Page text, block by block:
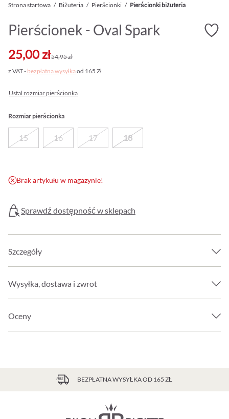
Strona startowa / Biżuteria / Pierścionki / Pierścionki biżuteria
Pierścionek - Oval Spark
25,00 zł54,95 zł
z VAT - bezpłatna wysyłkaod 165 Zł
Ustal rozmiar pierścionka
Rozmiar pierścionka
15 16 17 18
Brak artykułu w magazynie!
Sprawdź dostępność w sklepach
Szczegóły
Wysyłka, dostawa i zwrot
Oceny
BEZPŁATNA WYSYŁKA OD 165 ZŁ